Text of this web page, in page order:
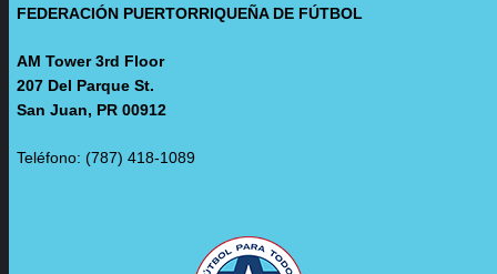
FEDERACIÓN PUERTORRIQUEÑA DE FÚTBOL
AM Tower 3rd Floor
207 Del Parque St.
San Juan, PR 00912
Teléfono: (787) 418-1089